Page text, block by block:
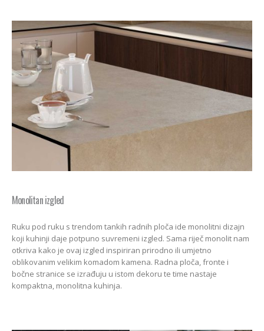
Monolitan izgled
Ruku pod ruku s trendom tankih radnih ploča ide monolitni dizajn
koji kuhinji daje potpuno suvremeni izgled. Sama riječ monolit nam
otkriva kako je ovaj izgled inspiriran prirodno ili umjetno
oblikovanim velikim komadom kamena. Radna ploča, fronte i
bočne stranice se izrađuju u istom dekoru te time nastaje
kompaktna, monolitna kuhinja.